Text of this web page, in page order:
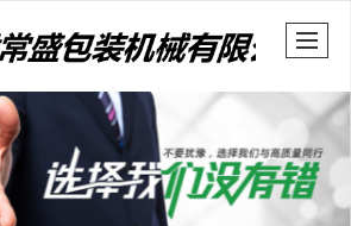
很遗憾，因您的浏览器版本过低导致无法获得最佳浏览体验，推荐下载安装谷歌浏览器！